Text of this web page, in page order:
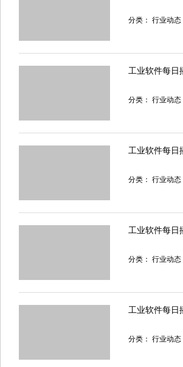
分类： 行业动态
工业软件每日
分类： 行业动态
工业软件每日
分类： 行业动态
工业软件每日
分类： 行业动态
工业软件每日
分类： 行业动态